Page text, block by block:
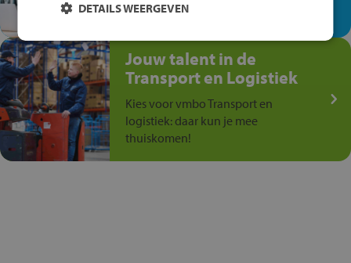
anders is!
Jouw talent in de
Transport en Logistiek
Kies voor vmbo Transport en
logistiek: daar kun je mee
thuiskomen!
DETAILS WEERGEVEN